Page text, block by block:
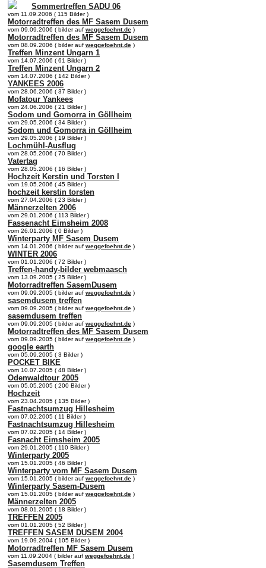
Sommertreffen SADU 06
vom 11.09.2006 ( 115 Bilder )
Motorradtreffen des MF Sasem Dusem
vom 09.09.2006 ( bilder auf weggefoehnt.de )
Motorradtreffen des MF Sasem Dusem
vom 08.09.2006 ( bilder auf weggefoehnt.de )
Treffen Minzent Ungarn 1
vom 14.07.2006 ( 61 Bilder )
Treffen Minzent Ungarn 2
vom 14.07.2006 ( 142 Bilder )
YANKEES 2006
vom 28.06.2006 ( 37 Bilder )
Mofatour Yankees
vom 24.06.2006 ( 21 Bilder )
Sodom und Gomorra in Göllheim
vom 29.05.2006 ( 34 Bilder )
Sodom und Gomorra in Göllheim
vom 29.05.2006 ( 19 Bilder )
Lochmühl-Ausflug
vom 28.05.2006 ( 70 Bilder )
Vatertag
vom 28.05.2006 ( 16 Bilder )
Hochzeit Kerstin und Torsten I
vom 19.05.2006 ( 45 Bilder )
hochzeit kerstin torsten
vom 27.04.2006 ( 23 Bilder )
Männerzelten 2006
vom 29.01.2006 ( 113 Bilder )
Fassenacht Eimsheim 2008
vom 26.01.2006 ( 0 Bilder )
Winterparty MF Sasem Dusem
vom 14.01.2006 ( bilder auf weggefoehnt.de )
WINTER 2006
vom 01.01.2006 ( 72 Bilder )
Treffen-handy-bilder webmaasch
vom 13.09.2005 ( 25 Bilder )
Motorradtreffen SasemDusem
vom 09.09.2005 ( bilder auf weggefoehnt.de )
sasemdusem treffen
vom 09.09.2005 ( bilder auf weggefoehnt.de )
sasemdusem treffen
vom 09.09.2005 ( bilder auf weggefoehnt.de )
Motorradtreffen des MF Sasem Dusem
vom 09.09.2005 ( bilder auf weggefoehnt.de )
google earth
vom 05.09.2005 ( 3 Bilder )
POCKET BIKE
vom 10.07.2005 ( 48 Bilder )
Odenwaldtour 2005
vom 05.05.2005 ( 200 Bilder )
Hochzeit
vom 23.04.2005 ( 135 Bilder )
Fastnachtsumzug Hillesheim
vom 07.02.2005 ( 11 Bilder )
Fastnachtsumzug Hillesheim
vom 07.02.2005 ( 14 Bilder )
Fasnacht Eimsheim 2005
vom 29.01.2005 ( 110 Bilder )
Winterparty 2005
vom 15.01.2005 ( 46 Bilder )
Winterparty vom MF Sasem Dusem
vom 15.01.2005 ( bilder auf weggefoehnt.de )
Winterparty Sasem-Dusem
vom 15.01.2005 ( bilder auf weggefoehnt.de )
Männerzelten 2005
vom 08.01.2005 ( 18 Bilder )
TREFFEN 2005
vom 01.01.2005 ( 52 Bilder )
TREFFEN SASEM DUSEM 2004
vom 19.09.2004 ( 105 Bilder )
Motorradtreffen MF Sasem Dusem
vom 11.09.2004 ( bilder auf weggefoehnt.de )
Sasemdusem Treffen